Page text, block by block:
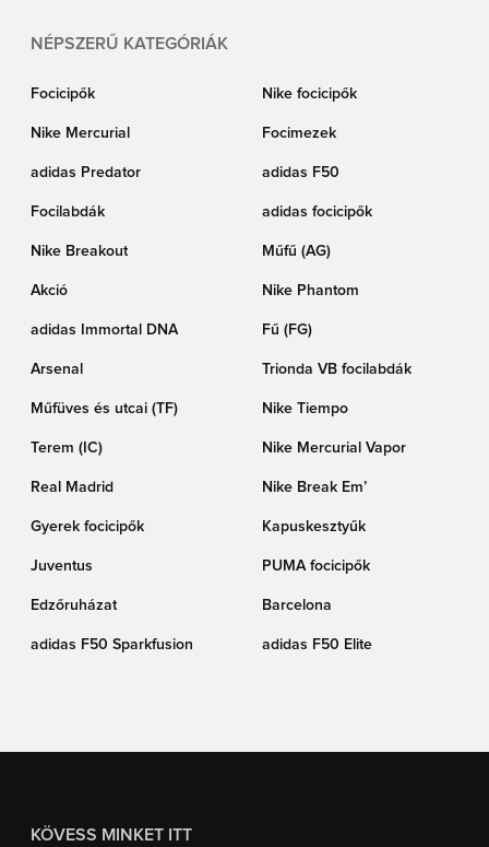
NÉPSZERŰ KATEGÓRIÁK
Focicipők Nike focicipők
Nike Mercurial Focimezek
adidas Predator adidas F50
Focilabdák adidas focicipők
Nike Breakout Műfű (AG)
Akció Nike Phantom
adidas Immortal DNA Fű (FG)
Arsenal Trionda VB focilabdák
Műfüves és utcai (TF) Nike Tiempo
Terem (IC) Nike Mercurial Vapor
Real Madrid Nike Break Em’
Gyerek focicipők Kapuskesztyűk
Juventus PUMA focicipők
Edzőruházat Barcelona
adidas F50 Sparkfusion adidas F50 Elite
KÖVESS MINKET ITT